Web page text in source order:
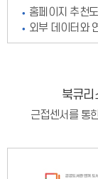
홈페이지 추천
외부 데이터와
북큐
근접센서를 통